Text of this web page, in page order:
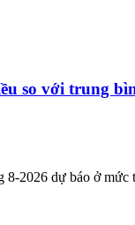
so với trung
2026 dự báo ở